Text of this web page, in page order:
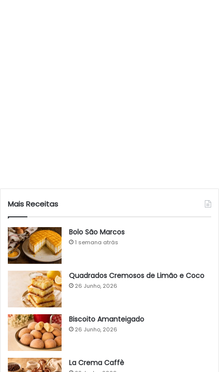
Mais Receitas
Bolo São Marcos
1 semana atrás
Quadrados Cremosos de Limão e Coco
26 Junho, 2026
Biscoito Amanteigado
26 Junho, 2026
La Crema Caffè